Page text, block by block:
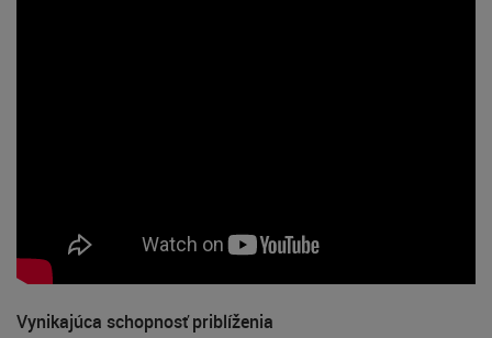
Vynikajúca schopnosť priblíženia